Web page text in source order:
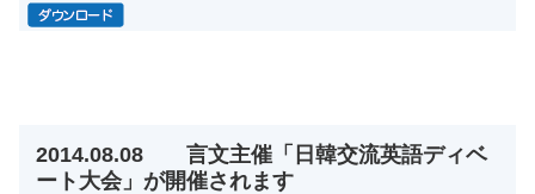
2014.08.08 言文主催「日韓交流英語ディベ
ート大会」が開催されます